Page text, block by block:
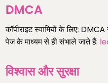
DMCA
कॉपीराइट स्वामियों के लिए:
पेज के माध्यम से ही संभाले जाते हैं:
विश्वास और सुरक्षा